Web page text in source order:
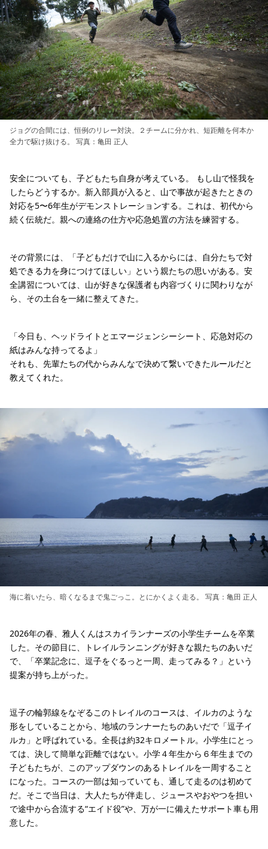
ジョグの合間には、恒例のリレー対決。２チームに分かれ、短距離を何本か
全力で駆け抜ける。 写真：亀田 正人
安全についても、子どもたち自身が考えている。 もし山で怪我を
したらどうするか。新入部員が入ると、山で事故が起きたときの
対応を5〜6年生がデモンストレーションする。これは、初代から
続く伝統だ。親への連絡の仕方や応急処置の方法を練習する。
その背景には、「子どもだけで山に入るからには、自分たちで対
処できる力を身につけてほしい」という親たちの思いがある。安
全講習については、山が好きな保護者も内容づくりに関わりなが
ら、その土台を一緒に整えてきた。
「今日も、ヘッドライトとエマージェンシーシート、応急対応の
紙はみんな持ってるよ」
それも、先輩たちの代からみんなで決めて繋いできたルールだと
教えてくれた。
海に着いたら、暗くなるまで鬼ごっこ。とにかくよく走る。 写真：亀田 正人
2026年の春、雅人くんはスカイランナーズの小学生チームを卒業
した。その節目に、トレイルランニングが好きな親たちのあいだ
で、「卒業記念に、逗子をぐるっと一周、走ってみる？」という
提案が持ち上がった。
逗子の輪郭線をなぞるこのトレイルのコースは、イルカのような
形をしていることから、地域のランナーたちのあいだで「逗子イ
ルカ」と呼ばれている。全長は約32キロメートル。小学生にとっ
ては、決して簡単な距離ではない。小学４年生から６年生までの
子どもたちが、このアップダウンのあるトレイルを一周すること
になった。コースの一部は知っていても、通して走るのは初めて
だ。そこで当日は、大人たちが伴走し、ジュースやおやつを担い
で途中から合流する“エイド役”や、万が一に備えたサポート車も用
意した。